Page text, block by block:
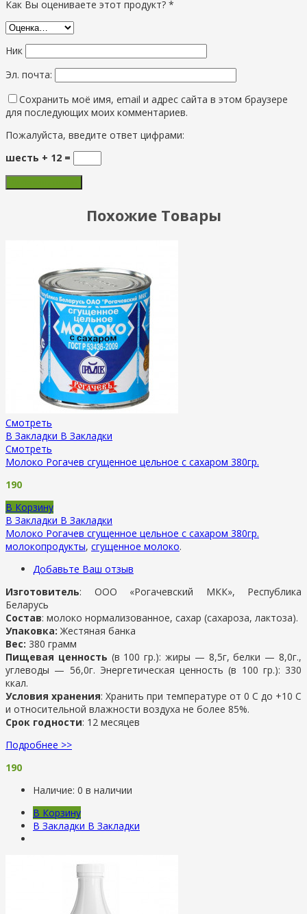
Как Вы оцениваете этот продукт? *
Ник
Эл. почта:
Сохранить моё имя, email и адрес сайта в этом браузере
для последующих моих комментариев.
Пожалуйста, введите ответ цифрами:
шесть + 12 =
Похожие Товары
Смотреть
В Закладки В Закладки
Смотреть
Молоко Рогачев сгущенное цельное с сахаром 380гр.
190
В Корзину
В Закладки В Закладки
Молоко Рогачев сгущенное цельное с сахаром 380гр.
молокопродукты, сгущенное молоко.
Добавьте Ваш отзыв
Изготовитель: ООО «Рогачевский МКК», Республика
Беларусь
Состав: молоко нормализованное, сахар (сахароза, лактоза).
Упаковка: Жестяная банка
Вес: 380 грамм
Пищевая ценность (в 100 гр.): жиры — 8,5г, белки — 8,0г.,
углеводы — 56,0г. Энергетическая ценность (в 100 гр.): 330
ккал.
Условия хранения: Хранить при температуре от 0 С до +10 С
и относительной влажности воздуха не более 85%.
Срок годности: 12 месяцев
Подробнее >>
190
Наличие: 0 в наличии
В Корзину
В Закладки В Закладки